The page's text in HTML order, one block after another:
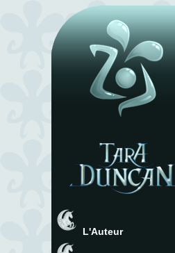
L'Auteur